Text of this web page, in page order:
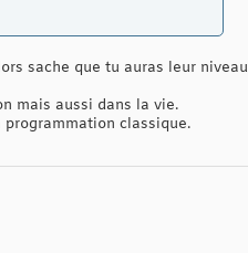
sache que tu auras leur niveau
mais aussi dans la vie.
classique.